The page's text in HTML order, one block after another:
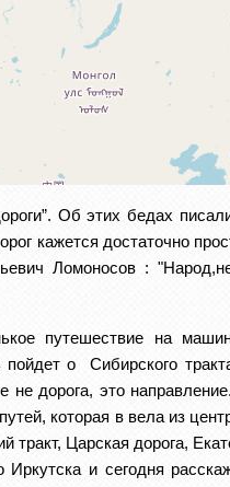
Об этих бедах
кажется достаточно
Ломоносов :
путешествие на
пойдет о  Сибирского
дорога, это
которая в вела из
тракт, Царская дорога,
и сегодня